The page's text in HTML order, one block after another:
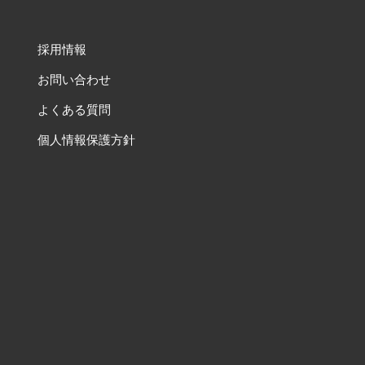
採用情報
お問い合わせ
よくある質問
個人情報保護方針